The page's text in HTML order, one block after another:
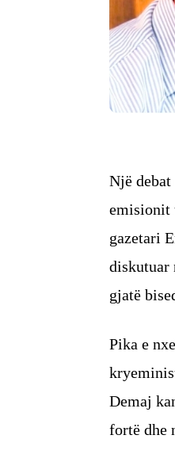
Një
emisionit
gazetari
diskutuar
gjatë
​Pika e
Demaj
fortë dhe